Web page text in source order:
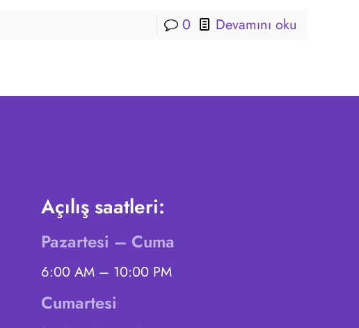
0 Devamını oku
Açılış saatleri:
Pazartesi – Cuma
6:00 AM – 10:00 PM
Cumartesi